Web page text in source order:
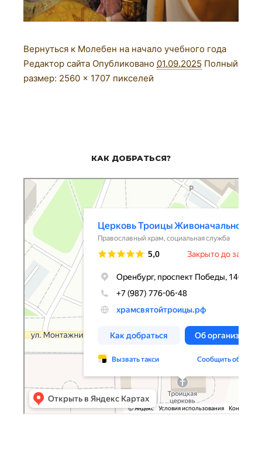
Вернуться к Молебен на начало учебного года
Редактор сайта Опубликовано 01.09.2025 Полный
размер: 2560 × 1707 пикселей
КАК ДОБРАТЬСЯ?
Церковь Троицы Живоначальной
Православный храм в Оренбурге